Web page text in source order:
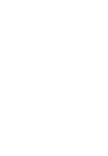
kan niet